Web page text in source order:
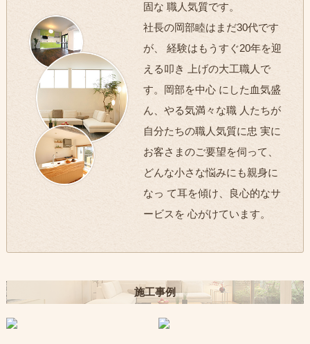
固な 職人気質です。
社長の岡部睦はまだ30代です
が、 経験はもうすぐ20年を迎
える叩き 上げの大工職人で
す。岡部を中心 にした血気盛
ん、やる気満々な職 人たちが
自分たちの職人気質に忠 実に
お客さまのご要望を伺って、
どんな小さな悩みにも親身に
なっ て耳を傾け、良心的なサ
ービスを 心がけています。
施工事例